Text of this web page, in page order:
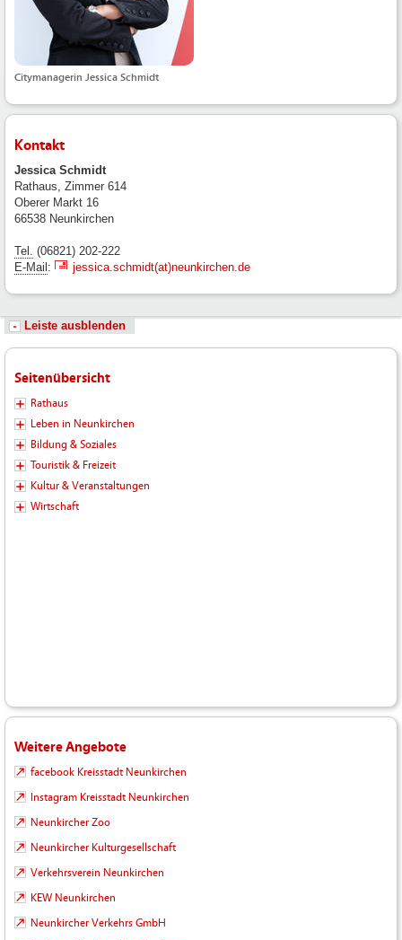
Citymanagerin Jessica Schmidt
Kontakt
Jessica Schmidt
Rathaus, Zimmer 614
Oberer Markt 16
66538 Neunkirchen
Tel.
(06821) 202-222
E-Mail : jessica.schmidt(at)neunkirchen.de
Leiste ausblenden
Seitenübersicht
Rathaus
Leben in Neunkirchen
Bildung & Soziales
Touristik & Freizeit
Kultur & Veranstaltungen
Wirtschaft
Weitere Angebote
facebook Kreisstadt Neunkirchen
Instagram Kreisstadt Neunkirchen
Neunkircher Zoo
Neunkircher Kulturgesellschaft
Verkehrsverein Neunkirchen
KEW Neunkirchen
Neunkircher Verkehrs GmbH